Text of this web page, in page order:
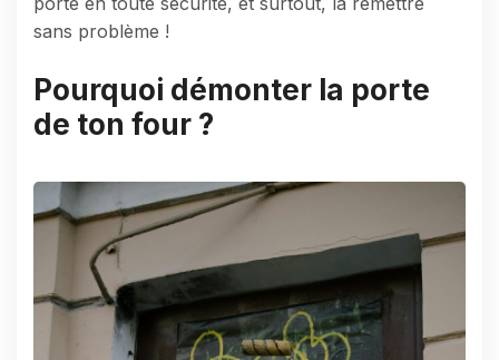
sans problème !
Pourquoi démonter la porte
de ton four ?